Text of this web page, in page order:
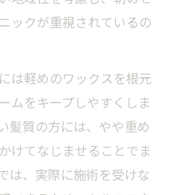
ックが重視されているの
は軽めのワックスを根元
ムをキープしやすくしま
髪質の方には、やや重め
けてなじませることでま
は、実際に施術を受けな